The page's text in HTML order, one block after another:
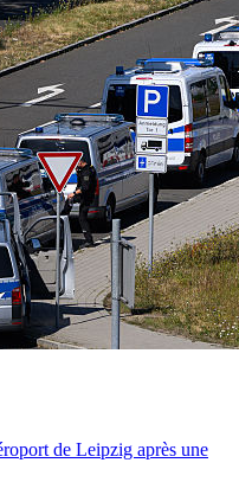
de Leipzig après une